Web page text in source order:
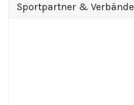
Sportpartner & Verbände